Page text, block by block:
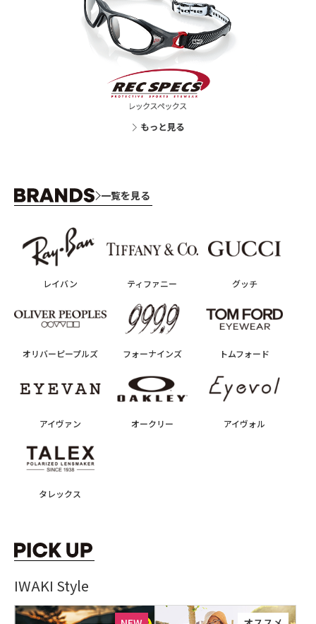
一覧を見る
レイバン ティファニー グッチ
オリバーピープルズ フォーナインズ トムフォード
アイヴァン オークリー アイヴォル
タレックス
IWAKI Style